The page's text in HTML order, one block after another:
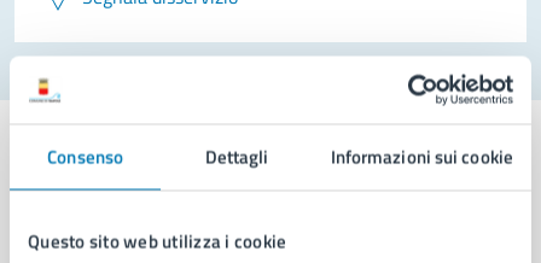
Consenso Dettagli Informazioni sui cookie
Questo sito web utilizza i cookie
Comune di Napoli